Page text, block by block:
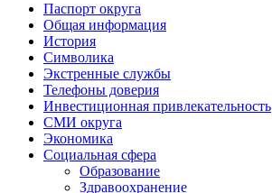
Паспорт округа
Общая информация
История
Символика
Экстренные службы
Телефоны доверия
Инвестиционная привлекательность
СМИ округа
Экономика
Социальная сфера
Образование
Здравоохранение